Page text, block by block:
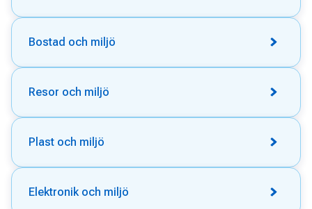
Bostad och miljö
Resor och miljö
Plast och miljö
Elektronik och miljö